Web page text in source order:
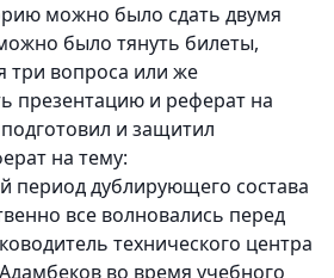
можно было сдать двумя
было тянуть билеты,
три вопроса или же
презентацию и реферат на
и защитил
на тему:
период дублирующего состава
все волновались перед
технического центра
во время учебного